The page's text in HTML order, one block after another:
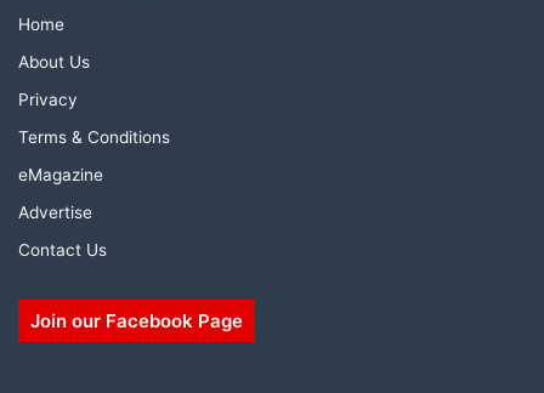
Home
About Us
Privacy
Terms & Conditions
eMagazine
Advertise
Contact Us
Join our Facebook Page